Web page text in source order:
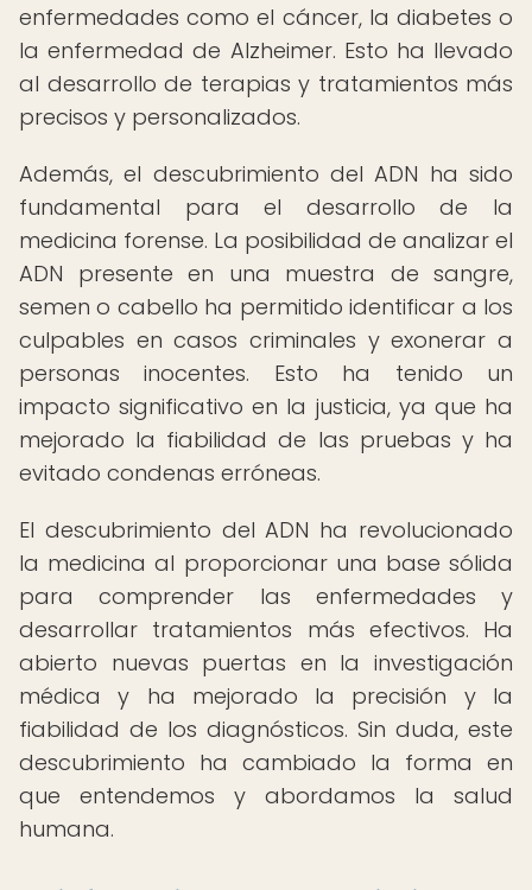
enfermedades como el cáncer, la diabetes o
la enfermedad de Alzheimer. Esto ha llevado
al desarrollo de terapias y tratamientos más
precisos y personalizados.
Además, el descubrimiento del ADN ha sido
fundamental para el desarrollo de la
medicina forense. La posibilidad de analizar el
ADN presente en una muestra de sangre,
semen o cabello ha permitido identificar a los
culpables en casos criminales y exonerar a
personas inocentes. Esto ha tenido un
impacto significativo en la justicia, ya que ha
mejorado la fiabilidad de las pruebas y ha
evitado condenas erróneas.
El descubrimiento del ADN ha revolucionado
la medicina al proporcionar una base sólida
para comprender las enfermedades y
desarrollar tratamientos más efectivos. Ha
abierto nuevas puertas en la investigación
médica y ha mejorado la precisión y la
fiabilidad de los diagnósticos. Sin duda, este
descubrimiento ha cambiado la forma en
que entendemos y abordamos la salud
humana.